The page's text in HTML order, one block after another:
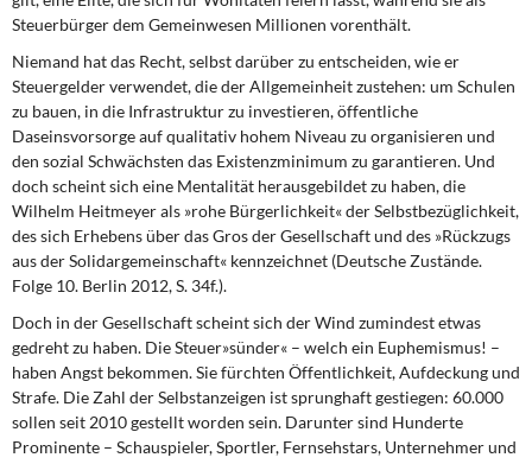
Steuerbürger dem Gemeinwesen Millionen vorenthält.
Niemand hat das Recht,selbst darüber zu entscheiden, wie er
Steuergelder verwendet, die der Allgemeinheit zustehen: um Schulen
zu bauen, in die Infrastruktur zu investieren, öffentliche
Daseinsvorsorge auf qualitativ hohem Niveau zu organisieren und
den sozial Schwächsten das Existenzminimum zu garantieren. Und
doch scheint sich eine Mentalität herausgebildet zu haben, die
Wilhelm Heitmeyer als »rohe Bürgerlichkeit« der Selbstbezüglichkeit,
des sich Erhebens über das Gros der Gesellschaft und des »Rückzugs
aus der Solidargemeinschaft« kennzeichnet (Deutsche Zustände.
Folge 10. Berlin 2012, S. 34f.).
Doch in der Gesellschaft scheint sich der Wind zumindest etwas
gedreht zu haben. Die Steuer»sünder« – welch ein Euphemismus! –
haben Angst bekommen. Sie fürchten Öffentlichkeit, Aufdeckung und
Strafe. Die Zahl der Selbstanzeigen ist sprunghaft gestiegen: 60.000
sollen seit 2010 gestellt worden sein. Darunter sind Hunderte
Prominente – Schauspieler, Sportler, Fernsehstars, Unternehmer und